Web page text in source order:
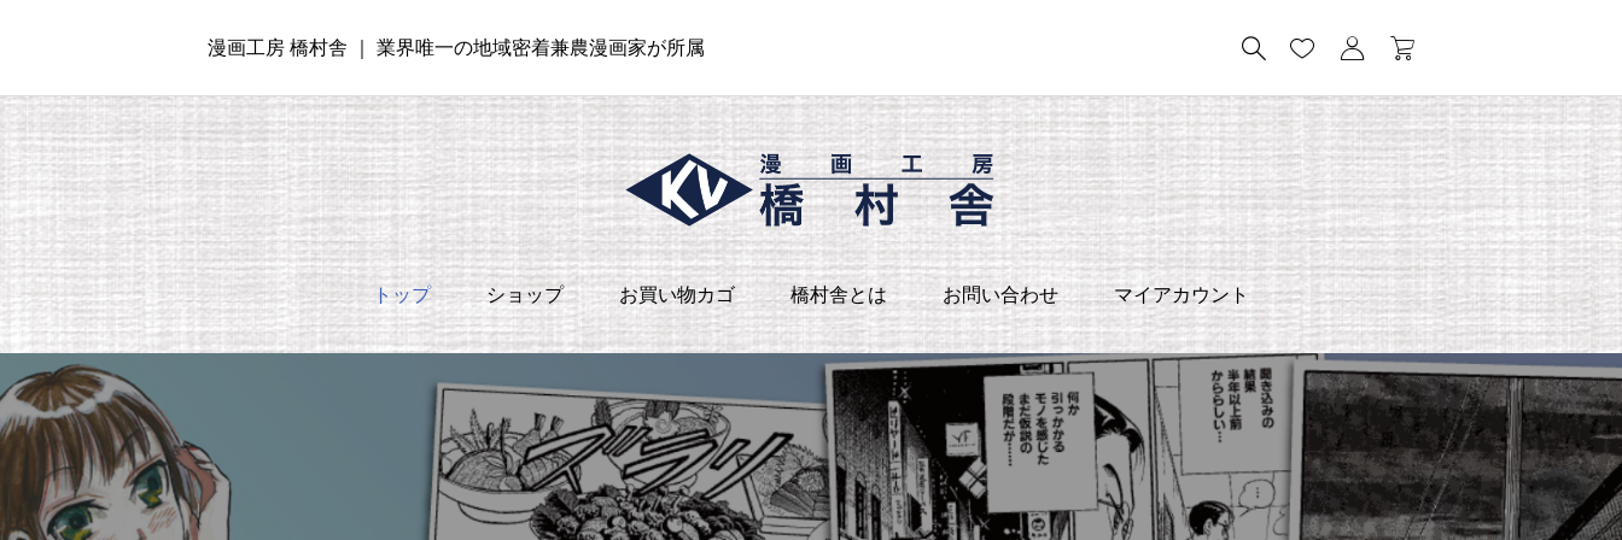
漫画工房 橋村舎 ｜ 業界唯一の地域密着兼農漫画家が所属
トップ ショップ お買い物カゴ 橋村舎とは お問い合わせ マイアカウント